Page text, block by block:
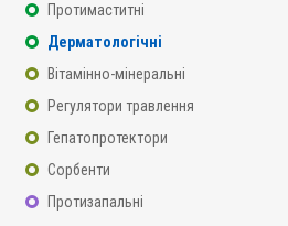
Протимаститні
Дерматологічні
Вітамінно-мінеральні
Регулятори травлення
Гепатопротектори
Сорбенти
Протизапальні